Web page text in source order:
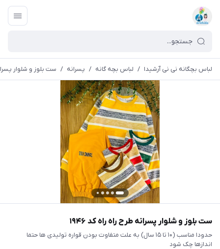
لباس بچگانه نی نی آرشیدا / لباس بچه گانه / پسرانه / ست بلوز و شلوار
ست بلوز و شلوار پسرانه طرح راه راه کد ۱۹۴۶
حدودا مناسب (۱۰ تا ۱۵ سال) به علت متفاوت بودن قواره تولیدی ها حتما
اندازها چک شود